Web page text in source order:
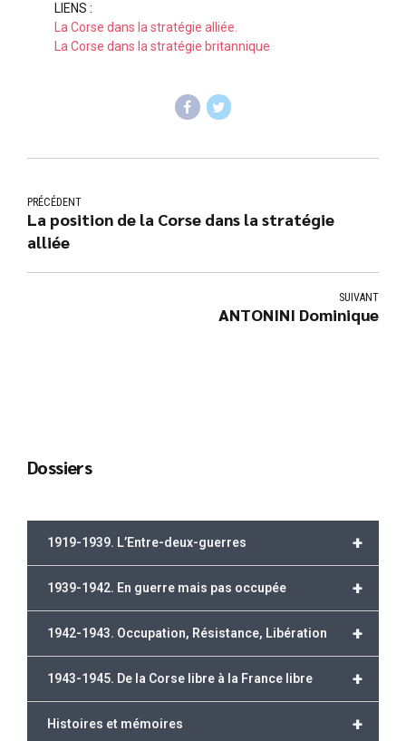
LIENS :
La Corse dans la stratégie alliée.
La Corse dans la stratégie britannique
PRÉCÉDENT
La position de la Corse dans la stratégie
alliée
SUIVANT
ANTONINI Dominique
Dossiers
+
1919-1939. L’Entre-deux-guerres
+
1939-1942. En guerre mais pas occupée
+
1942-1943. Occupation, Résistance, Libération
+
1943-1945. De la Corse libre à la France libre
+
Histoires et mémoires